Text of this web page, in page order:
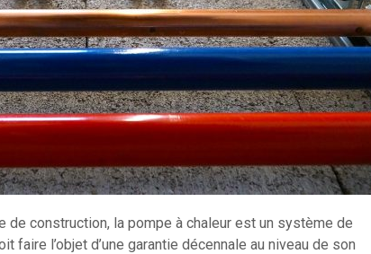
de construction, la pompe à chaleur est un système de
faire l’objet d’une garantie décennale au niveau de son